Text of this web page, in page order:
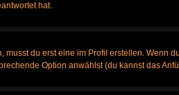
hat.
du erst eine im Profil erstellen. Wenn
Option anwählst (du kannst das